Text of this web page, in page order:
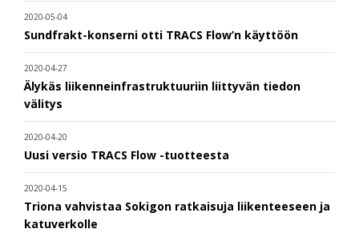
2020-05-04
Sundfrakt-konserni otti TRACS Flow’n käyttöön
2020-04-27
Älykäs liikenneinfrastruktuuriin liittyvän tiedon
välitys
2020-04-20
Uusi versio TRACS Flow -tuotteesta
2020-04-15
Triona vahvistaa Sokigon ratkaisuja liikenteeseen ja
katuverkolle